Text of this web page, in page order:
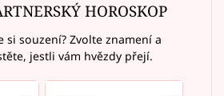
HOROSKOP
si souzení? Zvolte znamení a
jestli vám hvězdy přejí.